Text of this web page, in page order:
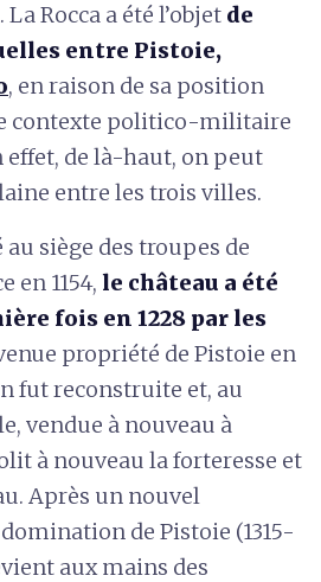
Rocca a été l’objet de
entre Pistoie,
, en raison de sa position
contexte politico-militaire
effet, de là-haut, on peut
entre les trois villes.
siège des troupes de
en 1154, le château a été
fois en 1228 par les
propriété de Pistoie en
fut reconstruite et, au
vendue à nouveau à
à nouveau la forteresse et
Après un nouvel
de Pistoie (1315-
aux mains des